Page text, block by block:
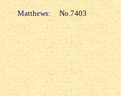
Matthews: No.7403